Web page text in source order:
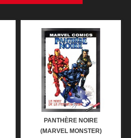
PANTHÈRE NOIRE
(MARVEL MONSTER)